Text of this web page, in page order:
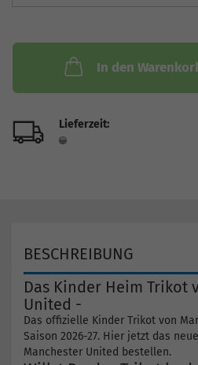
In den
Lieferzeit:
BESCHREIBUNG
Das Kinder Heim Trikot
United -
Das offizielle Kinder Trikot von
Saison 2026-27. Hier jetzt das
Manchester United bestellen.